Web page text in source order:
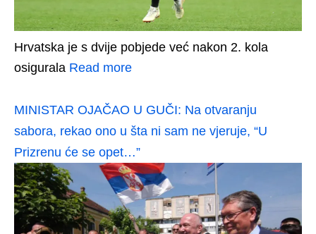
Hrvatska je s dvije pobjede već nakon 2. kola
osigurala Read more
MINISTAR OJAČAO U GUČI: Na otvaranju
sabora, rekao ono u šta ni sam ne vjeruje, “U
Prizrenu će se opet…”